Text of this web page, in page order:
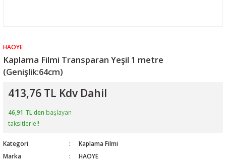
HAOYE
Kaplama Filmi Transparan Yeşil 1 metre
(Genişlik:64cm)
413,76 TL Kdv Dahil
46,91 TL den başlayan
taksitlerle!!
Kategori
Kaplama Filmi
Marka
HAOYE